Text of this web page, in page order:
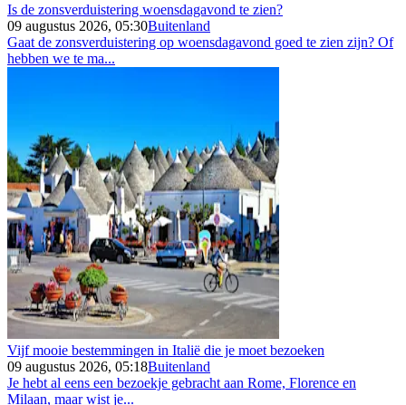
Is de zonsverduistering woensdagavond te zien?
09 augustus 2026, 05:30Buitenland
Gaat de zonsverduistering op woensdagavond goed te zien zijn? Of
hebben we te ma...
Vijf mooie bestemmingen in Italië die je moet bezoeken
09 augustus 2026, 05:18Buitenland
Je hebt al eens een bezoekje gebracht aan Rome, Florence en
Milaan, maar wist je...